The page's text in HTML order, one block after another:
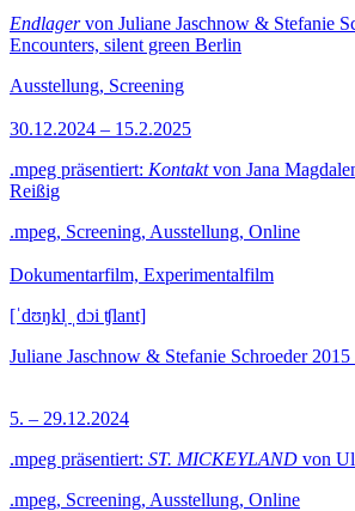
Endlagervon Juliane Jaschnow & Stefanie
Encounters, silent green Berlin
Ausstellung, Screening
30.12.2024 – 15.2.2025
.mpeg präsentiert: Kontaktvon Jana
Reißig
.mpeg, Screening, Ausstellung, Online
Dokumentarfilm, Experimentalfilm
[ˈdʊŋkl̩ ˌdɔi ʧlant]
Juliane Jaschnow & Stefanie Schroeder 2015
5. – 29.12.2024
.mpeg präsentiert: ST. MICKEYLAND von
.mpeg, Screening, Ausstellung, Online